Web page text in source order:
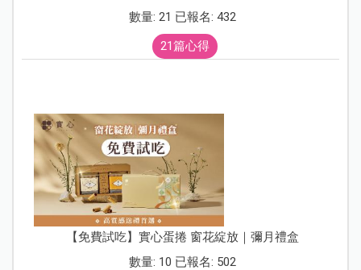
數量: 21 已報名: 432
21篇心得
【免費試吃】實心蛋捲 窗花綻放｜彌月禮盒
數量: 10 已報名: 502